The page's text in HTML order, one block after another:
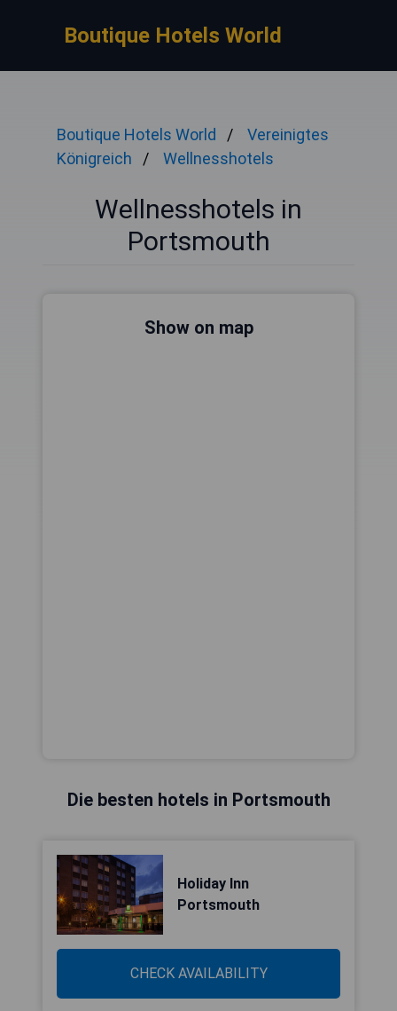
Boutique Hotels World
Boutique Hotels World
Vereinigtes
Königreich
Wellnesshotels
Wellnesshotels in
Portsmouth
Show on map
Die besten hotels in Portsmouth
Holiday Inn
Portsmouth
CHECK AVAILABILITY